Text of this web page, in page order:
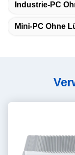
Industrie-PC
Mini-PC Ohne